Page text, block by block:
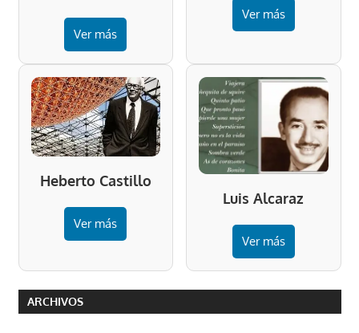
Ver más
Ver más
Heberto Castillo
Ver más
Luis Alcaraz
Ver más
ARCHIVOS